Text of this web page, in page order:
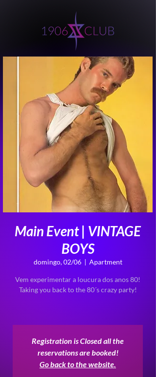
Main Event | VINTAGE
BOYS
domingo, 02/06
  |
Apartment
Vem experimentar a loucura dos anos 80!
Taking you back to the 80´s crazy party!
Registration is Closed all the
reservations are booked!
Go back to the website.